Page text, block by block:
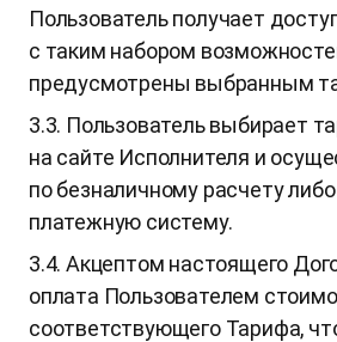
Пользователь получает
с таким набором
предусмотрены выбранным
3.3. Пользователь выбирает
на сайте Исполнителя и
по безналичному расчету
платежную систему.
3.4. Акцептом настоящего
оплата Пользователем
соответствующего Тарифа,